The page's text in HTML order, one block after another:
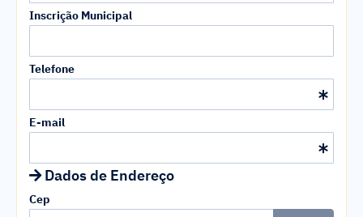
Inscrição Municipal
Telefone
E-mail
Dados de Endereço
Cep